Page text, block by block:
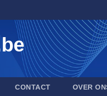
CONTACT OVER